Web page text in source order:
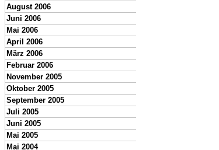
August 2006
Juni 2006
Mai 2006
April 2006
März 2006
Februar 2006
November 2005
Oktober 2005
September 2005
Juli 2005
Juni 2005
Mai 2005
Mai 2004